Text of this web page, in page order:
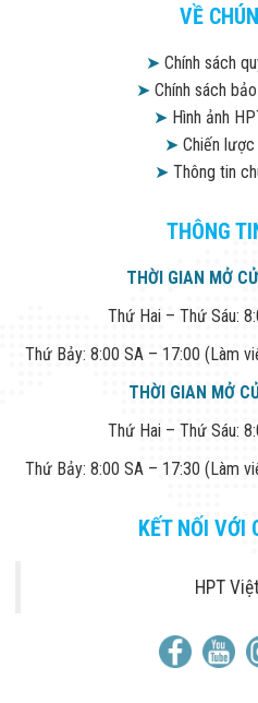
VỀ
➤Chính sách
➤Chính sách
➤ Hình ảnh
➤Chiến lược
➤Thông tin
THÔNG
THỜI GIAN MỞ
Thứ Hai – Thứ Sáu:
Thứ Bảy: 8:00 SA – 17:00 (Làm
THỜI GIAN MỞ
Thứ Hai – Thứ Sáu:
Thứ Bảy: 8:00 SA – 17:30 (Làm
KẾT NỐI VỚI
HPT